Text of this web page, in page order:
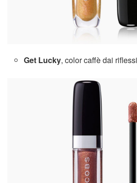
Get Lucky, color caffè dai